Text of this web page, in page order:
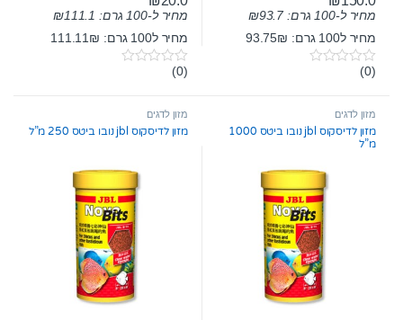
מחיר ל-100 גרם: ₪93.7
מחיר ל100 גרם: 93.75₪
0
t
f
5
(0)
מחיר ל-100 גרם: ₪111.1
מחיר ל100 גרם: 111.11₪
0
t
f
(0)
מזון לדגים
מזון לדיסקוס jbl נובו ביטס 1000
מ”ל
מזון לדגים
מזון לדיסקוס jbl נובו ביטס 250 מ”ל